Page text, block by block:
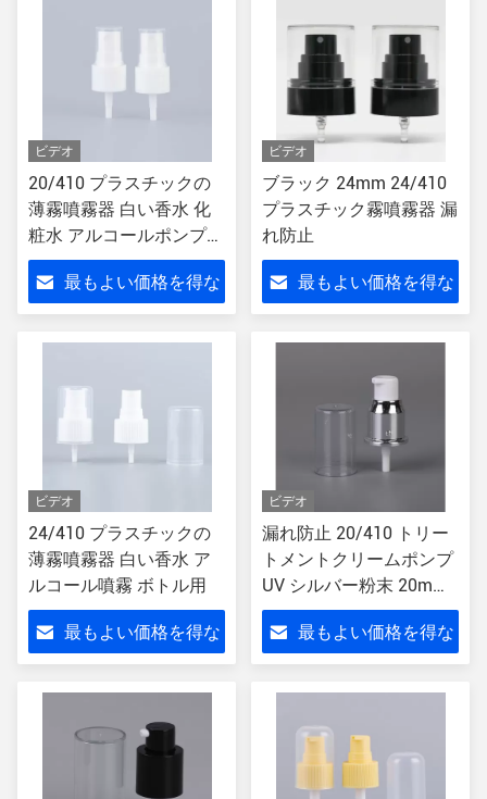
ビデオ
20/410 プラスチックの
薄霧噴霧器 白い香水 化
粧水 アルコールポンプ
20mm
最もよい価格を得な
ビデオ
ブラック 24mm 24/410
プラスチック霧噴霧器 漏
れ防止
最もよい価格を得な
ビデオ
24/410 プラスチックの
薄霧噴霧器 白い香水 ア
ルコール噴霧 ボトル用
最もよい価格を得な
ビデオ
漏れ防止 20/410 トリー
トメントクリームポンプ
UV シルバー粉末 20mm
ローションポンプ ボトル
用
最もよい価格を得な